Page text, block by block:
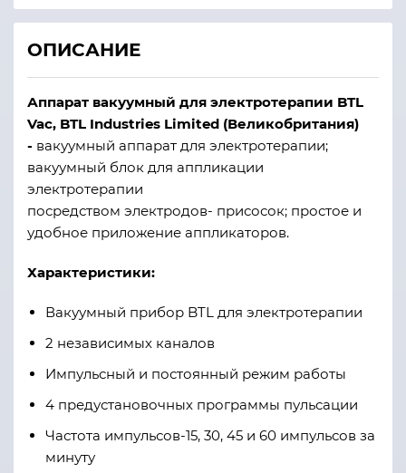
ОПИСАНИЕ
Аппарат вакуумный для электротерапии BTL
Vac, BTL Industries Limited (Великобритания)
- вакуумный аппарат для электротерапии;
вакуумный блок для аппликации
электротерапии
посредством электродов- присосок; простое и
удобное приложение аппликаторов.
Характеристики:
Вакуумный прибор BTL для электротерапии
2 независимых каналов
Импульсный и постоянный режим работы
4 предустановочных программы пульсации
Частота импульсов-15, 30, 45 и 60 импульсов за
минуту